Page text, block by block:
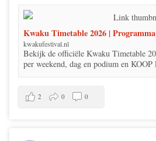
Kwaku Timetable 2026 |
kwakufestival.nl
Bekijk de officiële Kwaku Timetable
per weekend, dag en podium en
2 0 0